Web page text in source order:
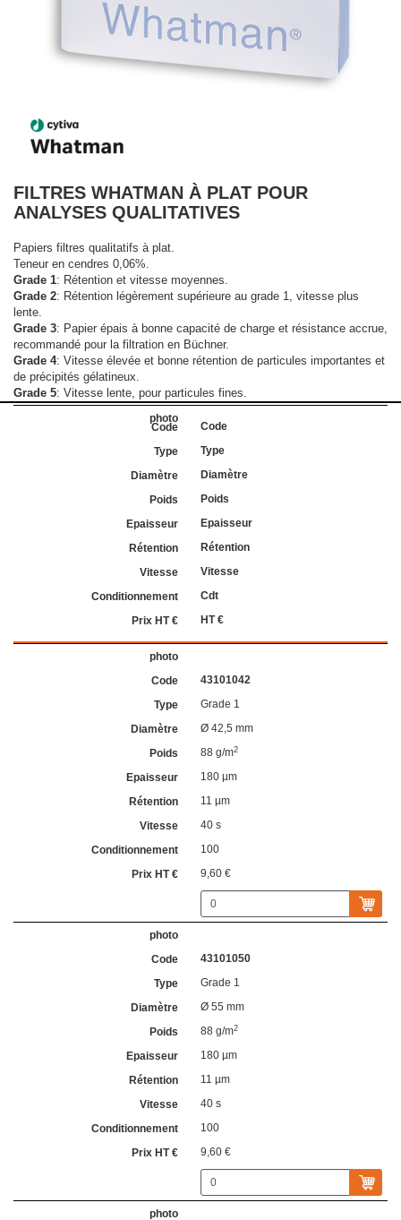
FILTRES WHATMAN À PLAT POUR
ANALYSES QUALITATIVES
Papiers filtres qualitatifs à plat.
Teneur en cendres 0,06%.
Grade 1: Rétention et vitesse moyennes.
Grade 2: Rétention légèrement supérieure au grade 1, vitesse plus
lente.
Grade 3: Papier épais à bonne capacité de charge et résistance accrue,
recommandé pour la filtration en Büchner.
Grade 4: Vitesse élevée et bonne rétention de particules importantes et
de précipités gélatineux.
Grade 5: Vitesse lente, pour particules fines.
Code
Type
Diamètre
Poids
Epaisseur
Rétention
Vitesse
Cdt
HT €
43101042
Grade 1
Ø 42,5 mm
88 g/m2
180 µm
11 µm
40 s
100
9,60 €
43101050
Grade 1
Ø 55 mm
88 g/m2
180 µm
11 µm
40 s
100
9,60 €